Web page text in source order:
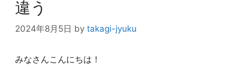
違う
2024年8月5日 by takagi-jyuku
みなさんこんにちは！